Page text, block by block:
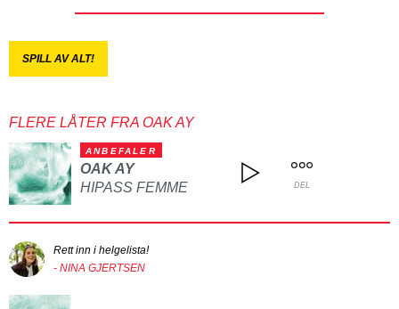
SPILL AV ALT!
FLERE LÅTER FRA OAK AY
ANBEFALER
OAK AY
HIPASS FEMME
DEL
Rett inn i helgelista!
- NINA GJERTSEN